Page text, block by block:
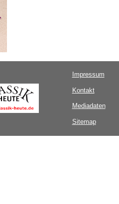
Impressum
Kontakt
Mediadaten
Sitemap